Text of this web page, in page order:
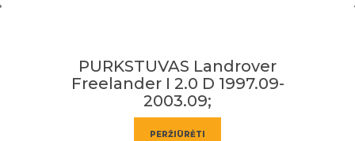
PURKSTUVAS Landrover
Freelander I 2.0 D 1997.09-
2003.09;
PERŽIŪRĖTI